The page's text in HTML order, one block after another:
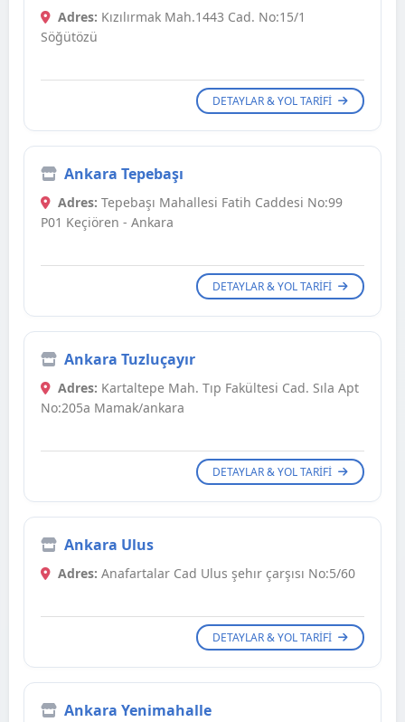
Adres: Kızılırmak Mah.1443 Cad. No:15/1
Söğütözü
DETAYLAR & YOL TARIFI
Ankara Tepebaşı
Adres: Tepebaşı Mahallesi Fatih Caddesi No:99
P01 Keçiören - Ankara
DETAYLAR & YOL TARIFI
Ankara Tuzluçayır
Adres: Kartaltepe Mah. Tıp Fakültesi Cad. Sıla Apt
No:205a Mamak/ankara
DETAYLAR & YOL TARIFI
Ankara Ulus
Adres: Anafartalar Cad Ulus şehır çarşısı No:5/60
DETAYLAR & YOL TARIFI
Ankara Yenimahalle